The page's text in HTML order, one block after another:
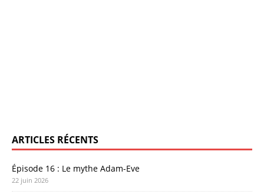
ARTICLES RÉCENTS
Épisode 16 : Le mythe Adam-Eve
22 juin 2026